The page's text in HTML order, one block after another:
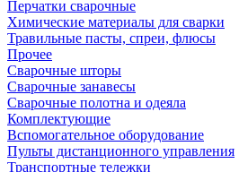
Перчатки сварочные
Химические материалы для сварки
Травильные пасты, спреи, флюсы
Прочее
Сварочные шторы
Сварочные занавесы
Сварочные полотна и одеяла
Комплектующие
Вспомогательное оборудование
Пульты дистанционного управления
Транспортные тележки